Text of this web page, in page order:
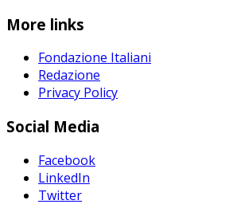
More links
Fondazione Italiani
Redazione
Privacy Policy
Social Media
Facebook
LinkedIn
Twitter